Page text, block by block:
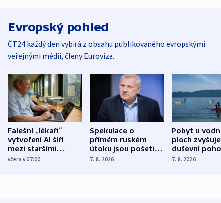
Evropský pohled
ČT24 každý den vybírá z obsahu publikovaného evropskými
veřejnými médii, členy Eurovize.
Falešní „lékaři“
vytvoření AI šíří
mezi staršími
Poláky nebezpečné
včera v 07:00
Spekulace o
přímém ruském
útoku jsou pošetilé,
míní estonský
7. 8. 2026
Pobyt u
ploch zvyšuje
duševní
ukázala
7. 8. 2026